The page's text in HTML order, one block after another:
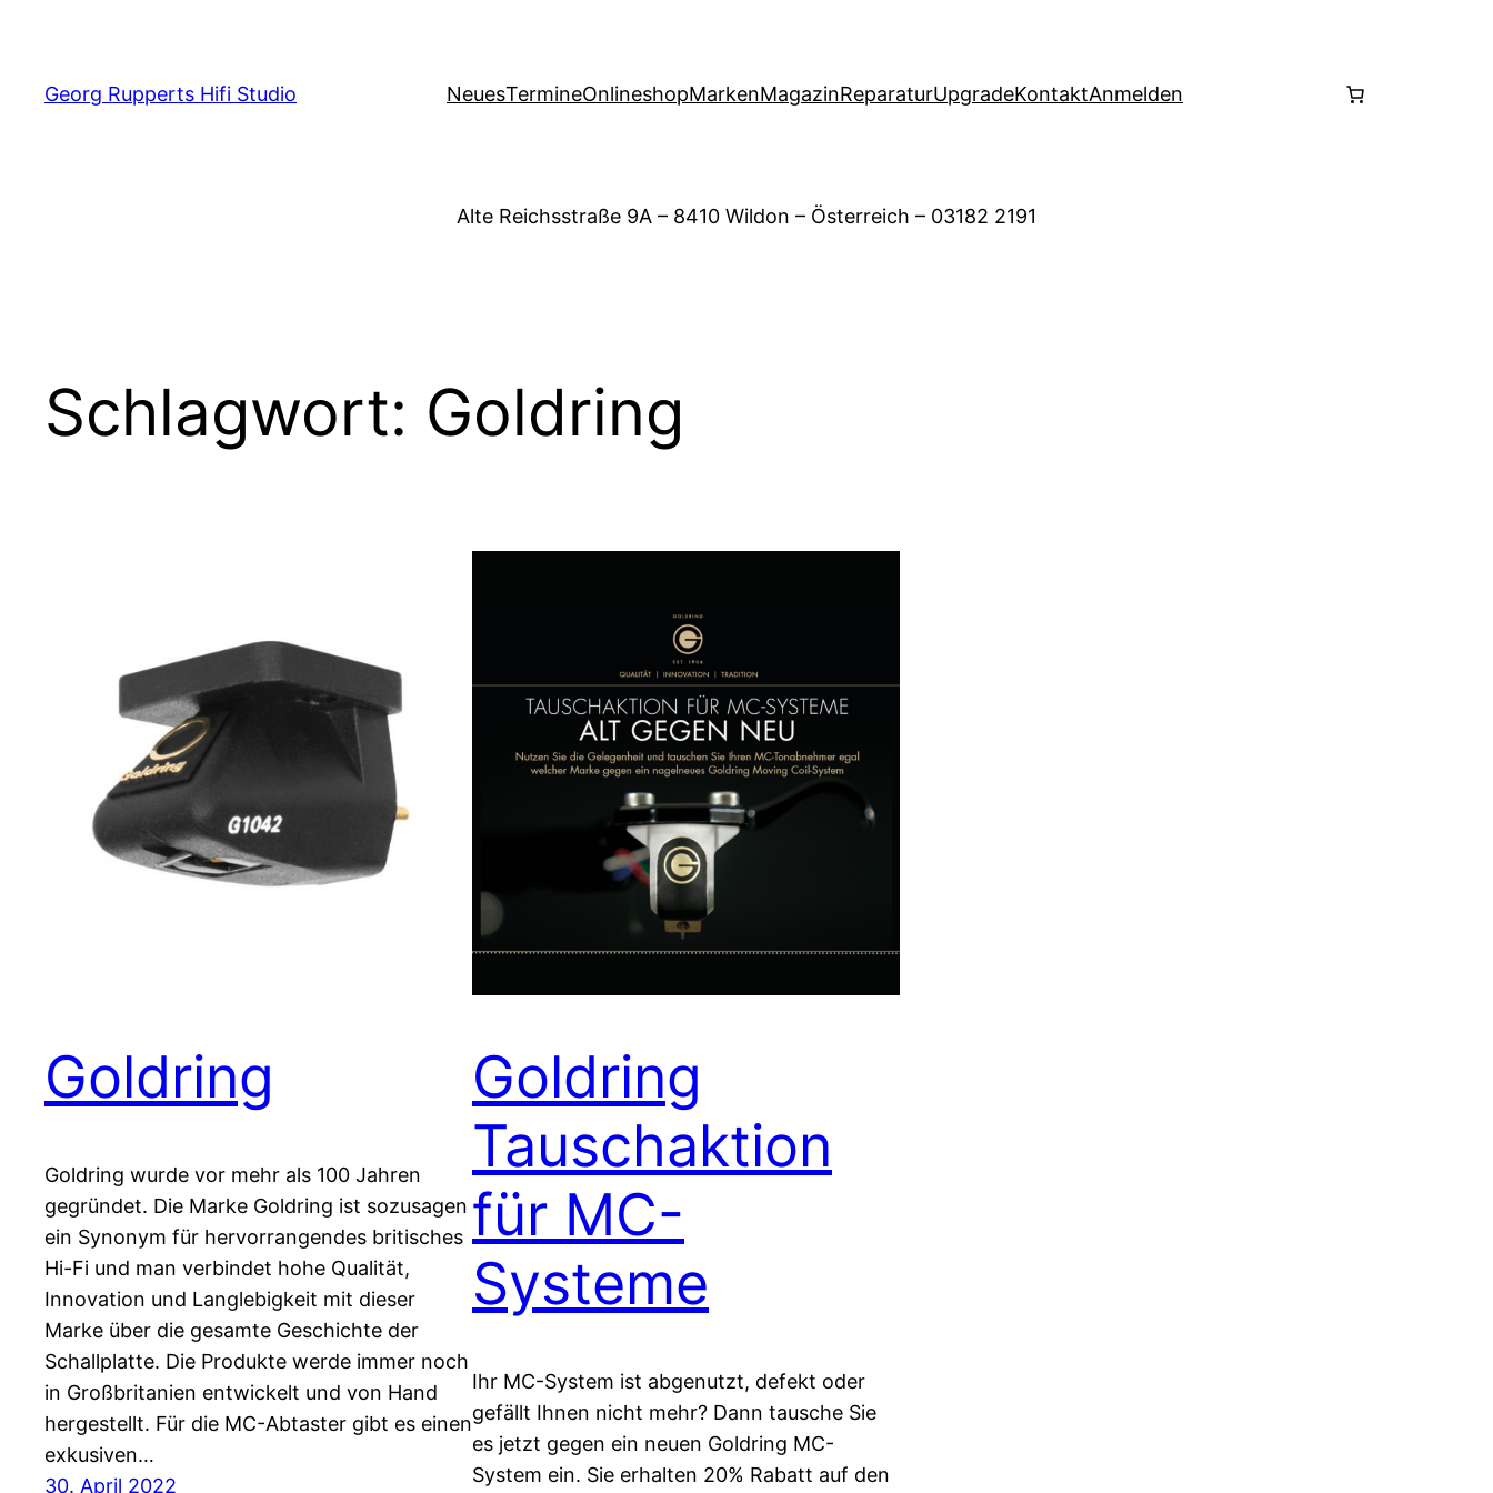
springen
Georg Rupperts Hifi Studio NeuesTermineOnlineshopMarkenMagazinReparaturUpgradeKontaktAnmelden
Alte Reichsstraße 9A – 8410 Wildon – Österreich – 03182 2191
Schlagwort: Goldring
Goldring
Goldring wurde vor mehr als 100 Jahren
gegründet. Die Marke Goldring ist sozusagen
ein Synonym für hervorrangendes britisches
Hi-Fi und man verbindet hohe Qualität,
Innovation und Langlebigkeit mit dieser
Marke über die gesamte Geschichte der
Schallplatte. Die Produkte werde immer noch
in Großbritanien entwickelt und von Hand
hergestellt. Für die MC-Abtaster gibt es einen
exkusiven…
30. April 2022
Goldring
Tauschaktion
für MC-
Systeme
Ihr MC-System ist abgenutzt, defekt oder
gefällt Ihnen nicht mehr? Dann tausche Sie
es jetzt gegen ein neuen Goldring MC-
System ein. Sie erhalten 20% Rabatt auf den